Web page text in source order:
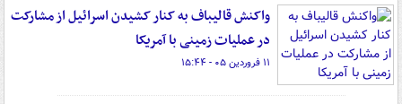
واکنش قالیباف به کنار کشیدن اسرائیل از مشارکت
در عملیات زمینی با آمریکا
۱۱ فروردین ۰۵ - ۱۵:۴۴